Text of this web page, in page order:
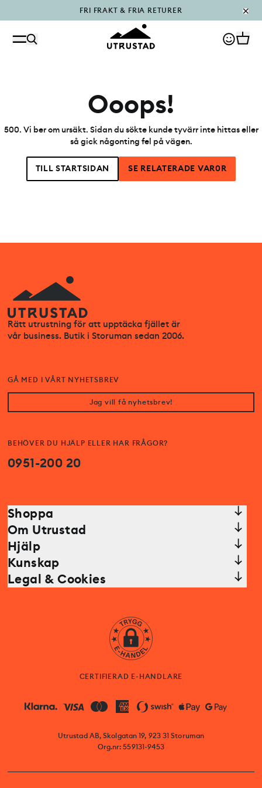
FRI FRAKT & FRIA RETURER
PÅFYLLT I OUTLET
Ooops!
500. Vi ber om ursäkt. Sidan du sökte kunde tyvärr inte hittas eller
så gick någonting fel på vägen.
TILL STARTSIDAN SE RELATERADE VAR0R
Rätt utrustning för att upptäcka fjället är
vår business. Butik i Storuman sedan 2006.
BEHÖVER DU HJÄLP ELLER HAR FRÅGOR?
0951-200 20
GÅ MED I VÅRT NYHETSBREV
Jag vill få nyhetsbrev!
Shoppa
Om Utrustad
Hjälp
Kunskap
Legal & Cookies
CERTIFIERAD E-HANDLARE
Utrustad AB, Skolgatan 19, 923 31 Storuman
Org.nr: 559131-9453